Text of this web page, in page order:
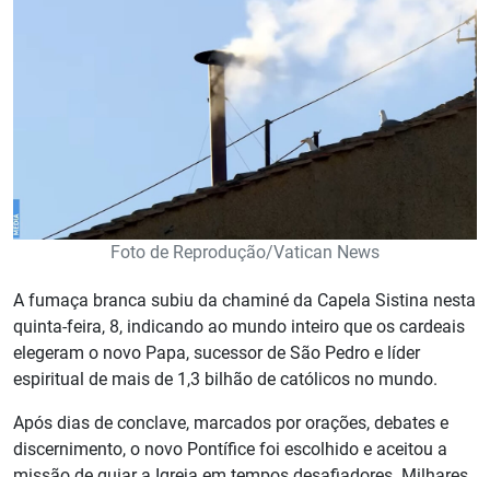
Foto de Reprodução/Vatican News
A fumaça branca subiu da chaminé da Capela Sistina nesta
quinta-feira, 8, indicando ao mundo inteiro que os cardeais
elegeram o novo Papa, sucessor de São Pedro e líder
espiritual de mais de 1,3 bilhão de católicos no mundo.
Após dias de conclave, marcados por orações, debates e
discernimento, o novo Pontífice foi escolhido e aceitou a